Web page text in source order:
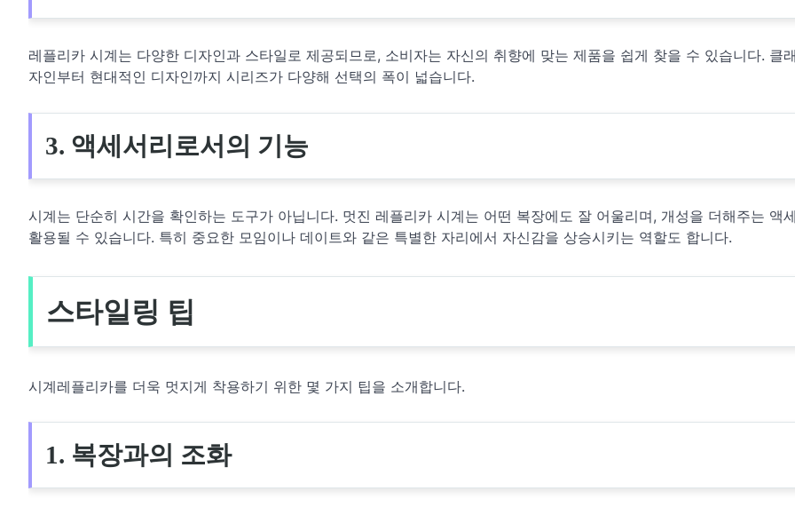
레플리카 시계는 다양한 디자인과 스타일로 제공되므로, 소비자는 자신의 취향에 맞는 제품을 쉽게 찾을 수 있습니다. 클
자인부터 현대적인 디자인까지 시리즈가 다양해 선택의 폭이 넓습니다.
3. 액세서리로서의 기능
시계는 단순히 시간을 확인하는 도구가 아닙니다. 멋진 레플리카 시계는 어떤 복장에도 잘 어울리며, 개성을 더해주는 액
활용될 수 있습니다. 특히 중요한 모임이나 데이트와 같은 특별한 자리에서 자신감을 상승시키는 역할도 합니다.
스타일링 팁
시계레플리카를 더욱 멋지게 착용하기 위한 몇 가지 팁을 소개합니다.
1. 복장과의 조화